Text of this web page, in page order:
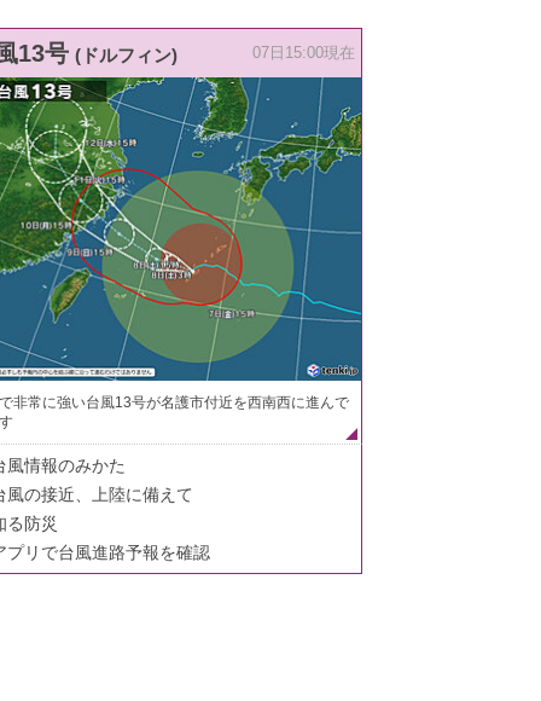
13号 (ドルフィン) 07日15:00現在
非常に強い台風13号が名護市付近を西南西に進んで
風情報のみかた
風の接近、上陸に備えて
る防災
プリで台風進路予報を確認